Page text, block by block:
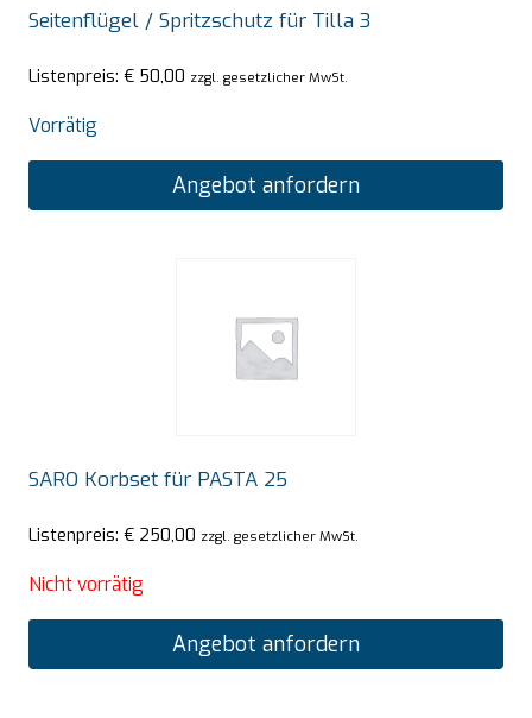
Seitenflügel / Spritzschutz für Tilla 3
Listenpreis: € 50,00 zzgl. gesetzlicher MwSt.
Vorrätig
Angebot anfordern
SARO Korbset für PASTA 25
Listenpreis: € 250,00 zzgl. gesetzlicher MwSt.
Nicht vorrätig
Angebot anfordern